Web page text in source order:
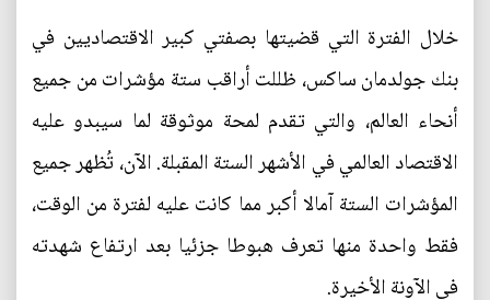
خلال الفترة التي قضيتها بصفتي كبير الاقتصاديين في
بنك جولدمان ساكس، ظللت أراقب ستة مؤشرات من جميع
أنحاء العالم، والتي تقدم لمحة موثوقة لما سيبدو عليه
الاقتصاد العالمي في الأشهر الستة المقبلة. الآن، تُظهر جميع
المؤشرات الستة آمالا أكبر مما كانت عليه لفترة من الوقت،
فقط واحدة منها تعرف هبوطا جزئيا بعد ارتفاع شهدته
في الآونة الأخيرة.